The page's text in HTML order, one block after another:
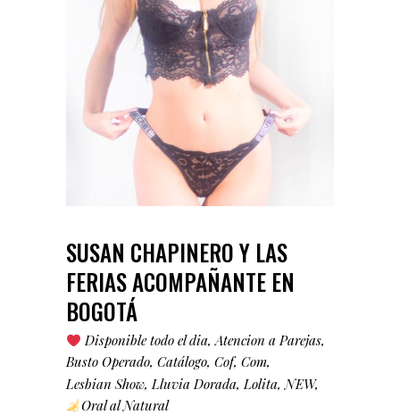
SUSAN CHAPINERO Y LAS
FERIAS ACOMPAÑANTE EN
BOGOTÁ
Disponible todo el dia Atencion a Parejas
Busto Operado Catálogo Cof Com
Lesbian Show Lluvia Dorada Lolita NEW
Oral al Natural